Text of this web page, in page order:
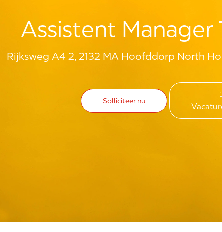
Assistent Manager
Rijksweg A4 2, 2132 MA Hoofddorp North
Solliciteer nu